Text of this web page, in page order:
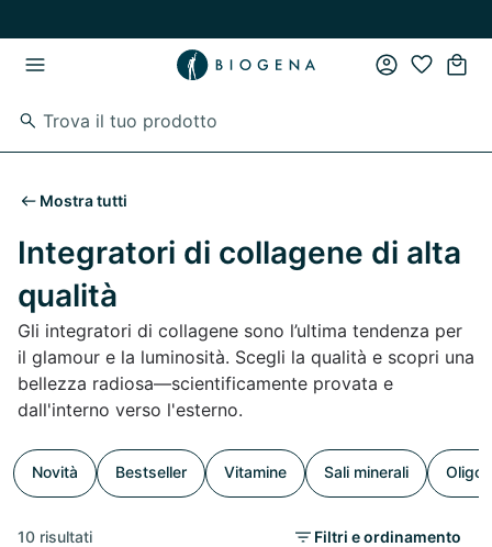
Mostra tutti
Integratori di collagene di alta
qualità
Gli integratori di collagene sono l’ultima tendenza per
il glamour e la luminosità. Scegli la qualità e scopri una
bellezza radiosa—scientificamente provata e
dall'interno verso l'esterno.
Novità Bestseller Vitamine Sali minerali
10 risultati Filtri e ordinamento